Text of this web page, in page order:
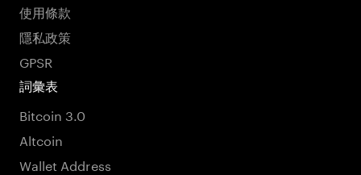
使用條款
隱私政策
GPSR
詞彙表
Bitcoin 3.0
Altcoin
Wallet Address